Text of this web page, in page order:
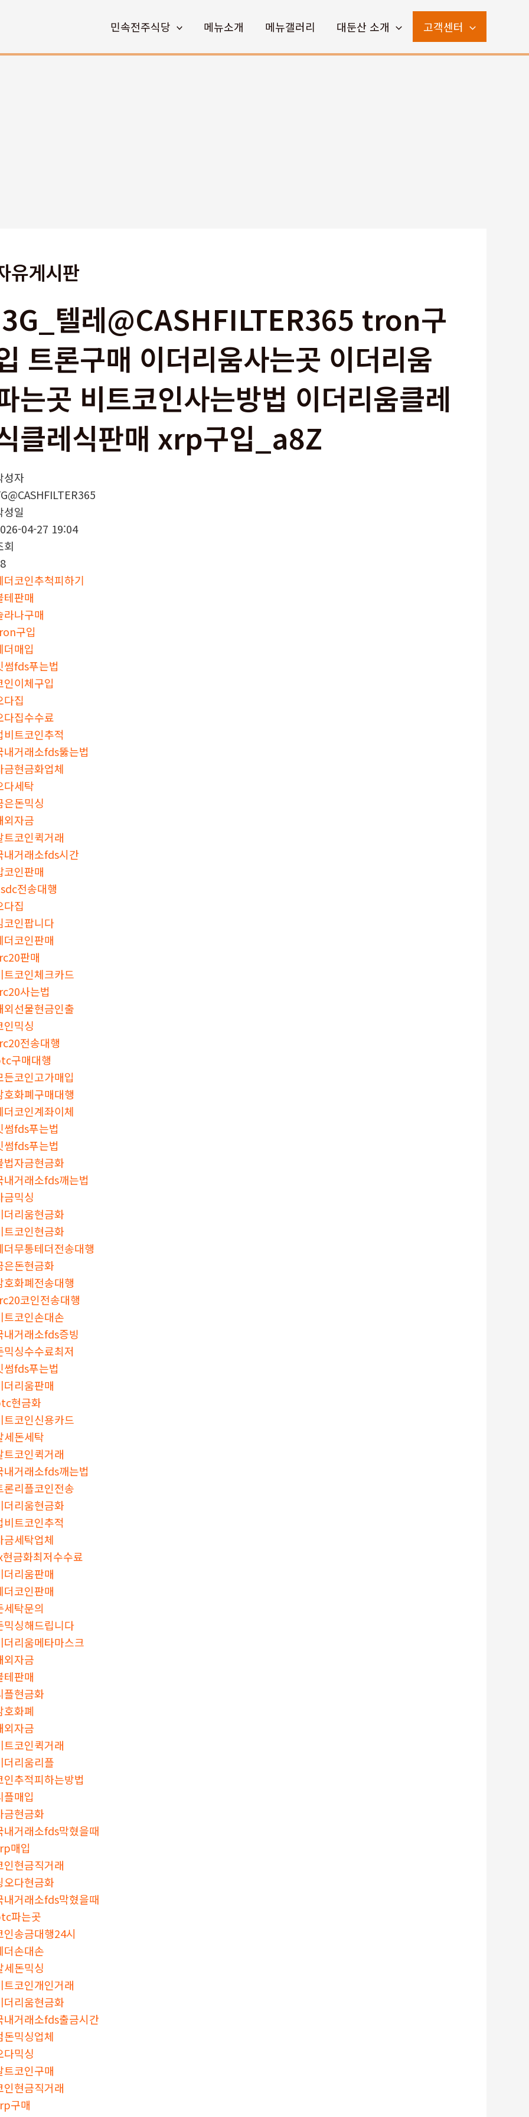
민속전주식당 메뉴소개 메뉴갤러리 대둔산 소개 고객센터
유게시판
텔레@CASHFILTER365 tron구
트론구매 이더리움사는곳 이더리움
는곳 비트코인사는방법 이더리움클레
클레식판매 xrp구입_a8Z
성자
성일
04-27 19:04
회
더코인추척피하기
테판매
라나구매
구입
더매입
썸fds푸는법
인이체구입
다집
다집수수료
비트코인추적
내거래소fds뚫는법
금현금화업체
다세탁
은돈믹싱
외자금
트코인퀵거래
내거래소fds시간
코인판매
전송대행
다집
코인팝니다
더코인판매
판매
트코인체크카드
사는법
외선물현금인출
인믹싱
전송대행
구매대행
든코인고가매입
호화폐구매대행
더코인계좌이체
썸fds푸는법
썸fds푸는법
법자금현금화
내거래소fds깨는법
금믹싱
더리움현금화
트코인현금화
더무통테더전송대행
은돈현금화
호화폐전송대행
코인전송대행
트코인손대손
내거래소fds증빙
믹싱수수료최저
썸fds푸는법
더리움판매
현금화
트코인신용카드
세돈세탁
트코인퀵거래
내거래소fds깨는법
론리플코인전송
더리움현금화
비트코인추적
금세탁업체
금화최저수수료
더리움판매
더코인판매
세탁문의
믹싱해드립니다
더리움메타마스크
외자금
테판매
플현금화
호화폐
외자금
트코인퀵거래
더리움리플
인추적피하는방법
플매입
금현금화
내거래소fds막혔을때
매입
인현금직거래
오다현금화
내거래소fds막혔을때
파는곳
인송금대행24시
더손대손
세돈믹싱
트코인개인거래
더리움현금화
내거래소fds출금시간
돈믹싱업체
다믹싱
트코인구매
인현금직거래
구매